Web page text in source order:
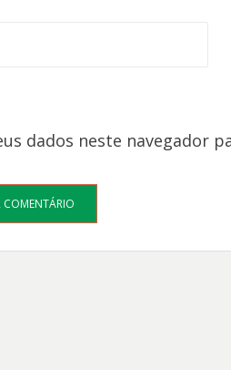
dados neste navegador